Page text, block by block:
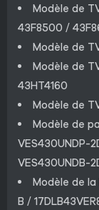
Modèle de
43F8500 /
Modèle de
Modèle de
43HT4160
Modèle de
Modèle de
VES430UNDP-
VES430UNDB-
Modèle de la
B /